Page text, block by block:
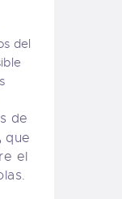
del
de
que
el